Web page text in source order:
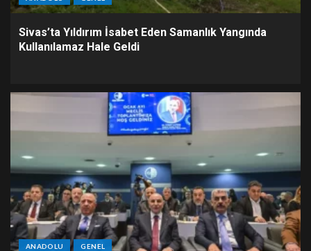
Sivas’ta Yıldırım İsabet Eden Samanlık Yangında
Kullanılamaz Hale Geldi
ANADOLU GENEL